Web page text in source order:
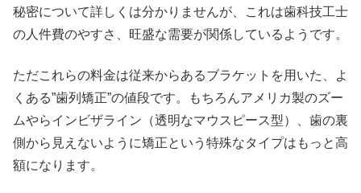
秘密について詳しくは分かりませんが、これは歯科技工士
の人件費のやすさ、旺盛な需要が関係しているようです。
ただこれらの料金は従来からあるブラケットを用いた、よ
くある”歯列矯正”の値段です。もちろんアメリカ製のズー
ムやらインビザライン（透明なマウスピース型）、歯の裏
側から見えないように矯正という特殊なタイプはもっと高
額になります。